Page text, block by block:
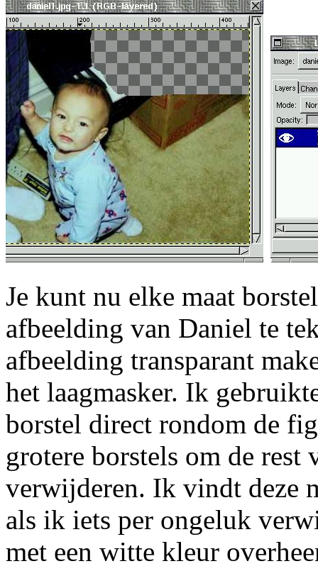
Je kunt nu elke maat
afbeelding van Daniel te
afbeelding transparant
het laagmasker. Ik
borstel direct rondom de
grotere borstels om de rest
verwijderen. Ik vindt deze
als ik iets per ongeluk
met een witte kleur